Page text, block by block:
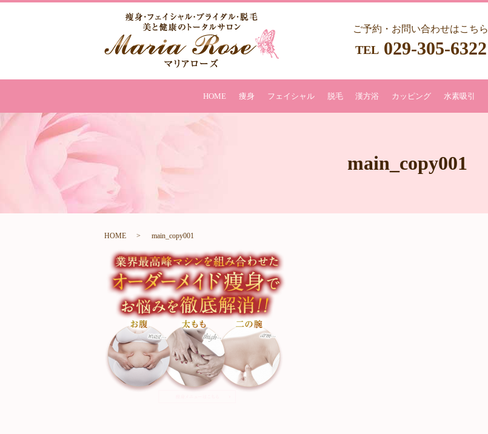
ご予約・お問い合わせはこちら
TEL029-305-6322
HOME 痩身 フェイシャル 脱毛 漢方浴 カッピング 水素吸引
main_copy001
HOME main_copy001